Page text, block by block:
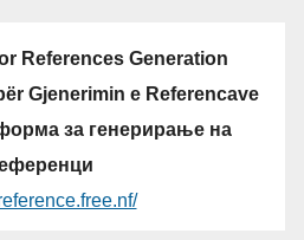
References Generation
Gjenerimin e Referencave
за генерирање на